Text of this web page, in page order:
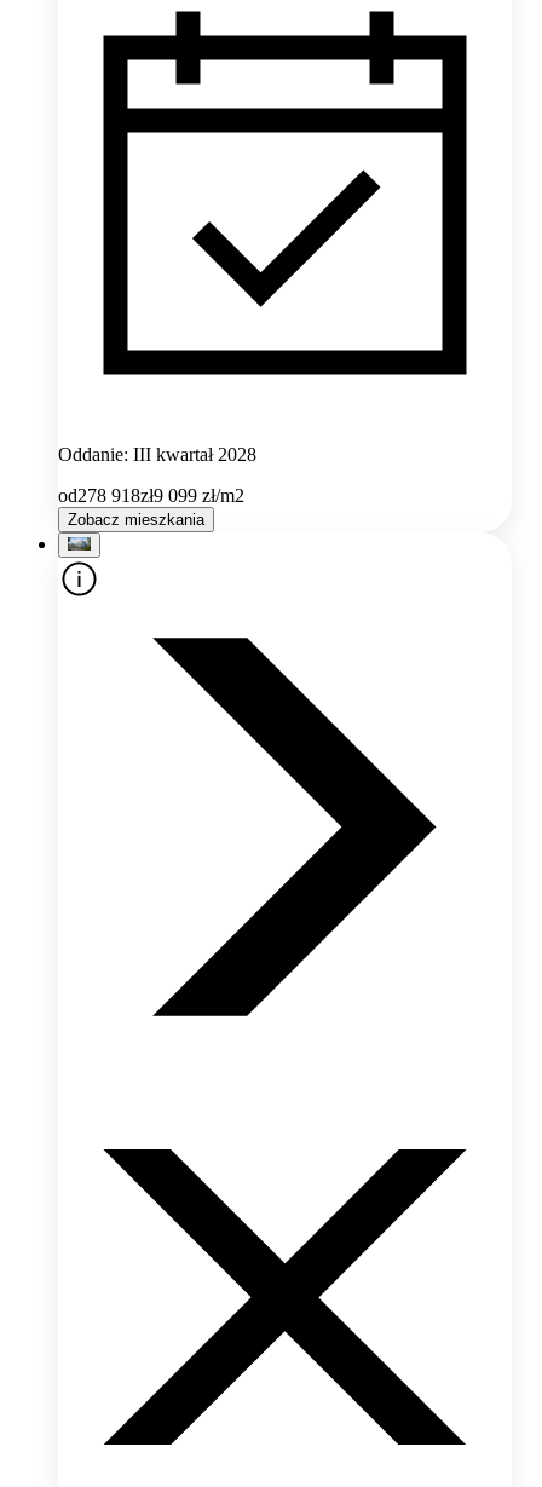
Oddanie: III kwartał 2028
od278 918zł9 099 zł/m2
Zobacz mieszkania